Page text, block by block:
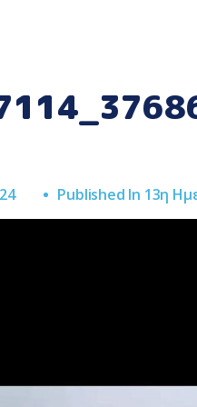
Published In 13η